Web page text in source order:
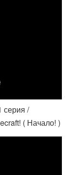
серия /
( Начало! )